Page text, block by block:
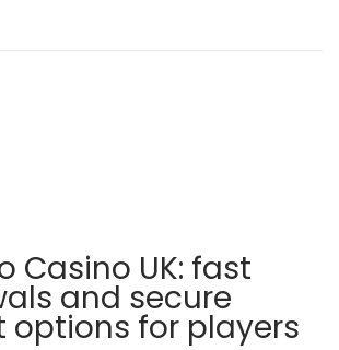
Casino UK: fast
and secure
options for players